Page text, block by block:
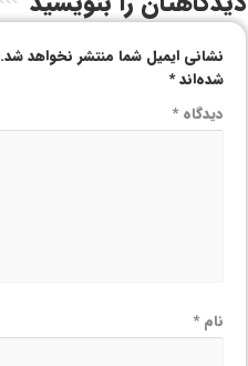
نشانی ایمیل شما منتشر نخواهد شد.
شده‌اند*
دیدگاه*
نام*